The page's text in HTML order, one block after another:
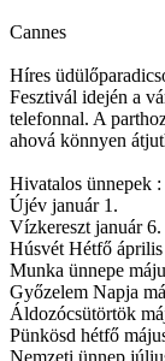
Cannes
Híres
Fesztivál idején a
telefonnal. A
ahová könnyen
Hivatalos ünnepek :
Újév január 1.
Vízkereszt január 6.
Húsvét Hétfő április
Munka ünnepe
Győzelem Napja
Áldozócsütörtök
Pünkösd hétfő
Nemzeti ünnep